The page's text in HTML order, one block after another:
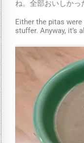
ね。全部おいしかっ
Either the pitas
stuffer. Anyway, it’s